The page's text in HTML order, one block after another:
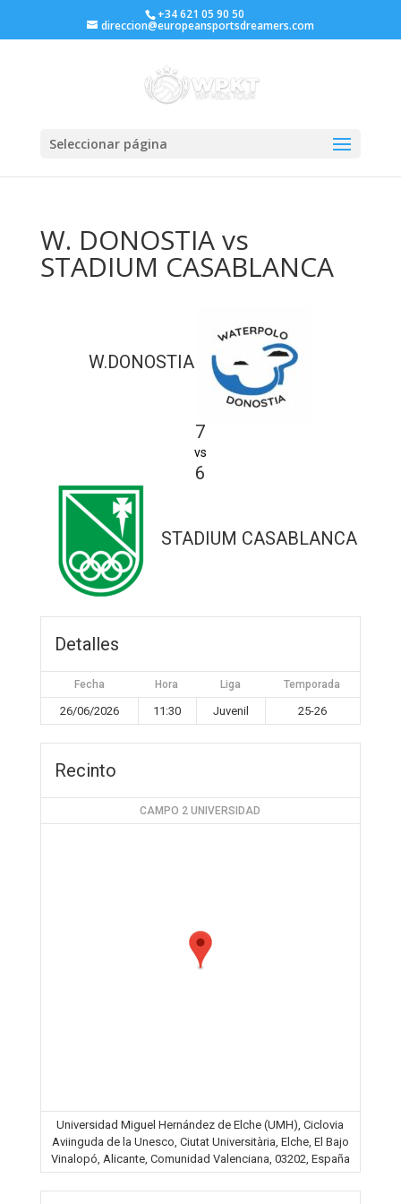
+34 621 05 90 50
direccion@europeansportsdreamers.com
Seleccionar página
W. DONOSTIA vs
STADIUM CASABLANCA
W.DONOSTIA
7
vs
6
STADIUM CASABLANCA
Detalles
Fecha Hora Liga Temporada
26/06/2026 11:30 Juvenil 25-26
Recinto
CAMPO 2 UNIVERSIDAD
Universidad Miguel Hernández de Elche (UMH), Ciclovia
Aviinguda de la Unesco, Ciutat Universitària, Elche, El Bajo
Vinalopó, Alicante, Comunidad Valenciana, 03202, España